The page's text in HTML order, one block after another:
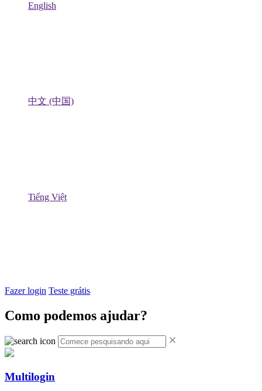
English
中文 (中国)
Tiếng Việt
Fazer login Teste grátis
Como podemos ajudar?
Multilogin